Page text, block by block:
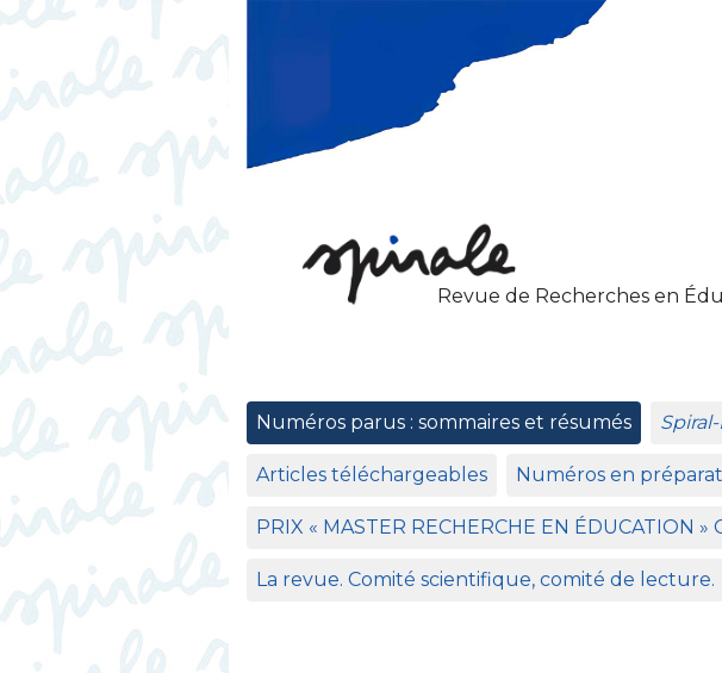
Revue de Recherches en
Numéros parus : sommaires et résumés
Articles téléchargeables Numéros en
PRIX « MASTER RECHERCHE EN É DUCATION »
La revue. Comité scientifique, comité de lecture.